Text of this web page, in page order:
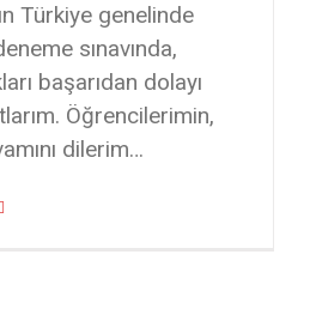
Türkiye genelinde
sınavında,
başarıdan dolayı
Öğrencilerimin,
dilerim…